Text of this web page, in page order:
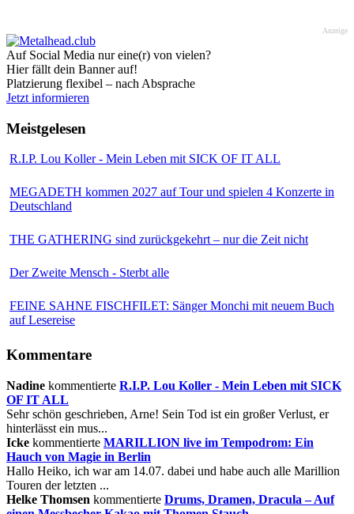
Anzeige
Auf Social Media nur eine(r) von vielen?
Hier fällt dein Banner auf!
Platzierung flexibel – nach Absprache
Jetzt informieren
Meistgelesen
R.I.P. Lou Koller - Mein Leben mit SICK OF IT ALL
MEGADETH kommen 2027 auf Tour und spielen 4 Konzerte in
Deutschland
THE GATHERING sind zurückgekehrt – nur die Zeit nicht
Der Zweite Mensch - Sterbt alle
FEINE SAHNE FISCHFILET: Sänger Monchi mit neuem Buch
auf Lesereise
Kommentare
Nadine kommentierte R.I.P. Lou Koller - Mein Leben mit SICK
OF IT ALL
Sehr schön geschrieben, Arne! Sein Tod ist ein großer Verlust, er
hinterlässt ein mus...
Icke kommentierte MARILLION live im Tempodrom: Ein
Hauch von Magie in Berlin
Hallo Heiko, ich war am 14.07. dabei und habe auch alle Marillion
Touren der letzten ...
Helke Thomsen kommentierte Drums, Dramen, Dracula – Auf